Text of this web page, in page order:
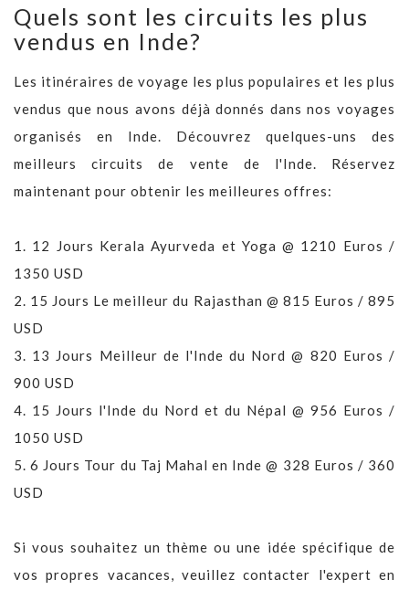
Quels sont les circuits les plus
vendus en Inde?
Les itinéraires de voyage les plus populaires et les plus
vendus que nous avons déjà donnés dans nos voyages
organisés en Inde. Découvrez quelques-uns des
meilleurs circuits de vente de l'Inde. Réservez
maintenant pour obtenir les meilleures offres:
1. 12 Jours Kerala Ayurveda et Yoga @ 1210 Euros /
1350 USD
2. 15 Jours Le meilleur du Rajasthan @ 815 Euros / 895
USD
3. 13 Jours Meilleur de l'Inde du Nord @ 820 Euros /
900 USD
4. 15 Jours l'Inde du Nord et du Népal @ 956 Euros /
1050 USD
5.6 Jours Tour du Taj Mahal en Inde @ 328 Euros / 360
USD
Si vous souhaitez un thème ou une idée spécifique de
vos propres vacances, veuillez contacter l'expert en